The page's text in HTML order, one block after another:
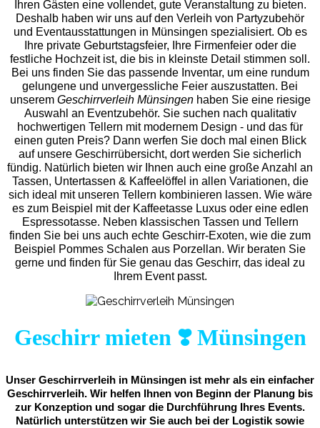
Ihren Gästen eine vollendet, gute Veranstaltung zu bieten.
Deshalb haben wir uns auf den Verleih von Partyzubehör
und Eventausstattungen in Münsingen spezialisiert. Ob es
Ihre private Geburtstagsfeier, Ihre Firmenfeier oder die
festliche Hochzeit ist, die bis in kleinste Detail stimmen soll.
Bei uns finden Sie das passende Inventar, um eine rundum
gelungene und unvergess liche Feier auszustatten. Bei
unserem Geschirrverleih Münsingenhaben Sie eine riesige
Auswahl an Eventzubehör. Sie suchen nach qualitativ
hochwertigen Tellern mit modernem Design - und das für
einen guten Preis? Dann werfen Sie doch mal einen Blick
auf unsere Geschirrübersicht, dort werden Sie sicherlich
fündig. Natürlich bieten wir Ihnen auch eine große Anzahl an
Tassen, Untertassen & Kaffeelöffel in allen Variationen, die
sich ideal mit unseren Tellern kombinieren lassen. Wie wäre
es zum Beispiel mit der Kaffeetasse Luxus oder eine edlen
Espressotasse. Neben klassischen Tassen und Tellern
finden Sie bei uns auch echte Geschirr-Exoten, wie die zum
Beispiel Pommes Schalen aus Porzellan. Wir beraten Sie
gerne und finden für Sie genau das Geschirr, das ideal zu
Ihrem Event passt.
Geschirr mieten ❣️ Münsingen
Unser Geschirrverleih in Münsingen ist mehr als ein einfacher
Geschirrverleih. Wir helfen Ihnen von Beginn der Planung bis
zur Konzeption und sogar die Durchführung Ihres Events.
Natürlich unterstützen wir Sie auch bei der Logistik sowie